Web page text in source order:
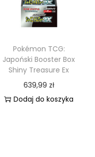
Pokémon TCG:
Japoński Booster Box
Shiny Treasure Ex
639,99 zł
Dodaj do koszyka